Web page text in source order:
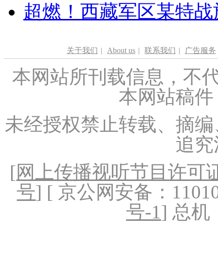
超燃！西藏军区某特
关于我们 | About us | 联系我们 | 广告服务
本网站所刊载信息，不
本网站稿
未经授权禁止转载、摘
追
[网上传播视听节目许可
号] [ 京公网安备：
号-1] 总机